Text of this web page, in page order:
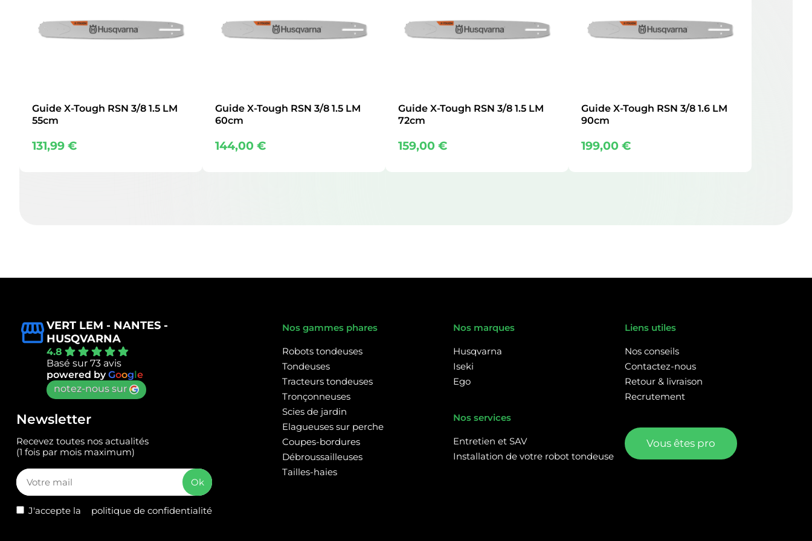
Guide X-Tough RSN 3/8 1.5 LM
55cm
131,99€
Guide X-Tough RSN 3/8 1.5 LM
60cm
144,00€
Guide X-Tough RSN 3/8 1.5 LM
72cm
159,00€
Guide X-Tough RSN 3/8 1.6 LM
90cm
199,00€
VERT LEM - NANTES -
HUSQVARNA
4.8
Basé sur 73 avis
powered byGoogle
notez-nous sur
Newsletter
Recevez toutes nos actualités
(1 fois par mois maximum)
J'accepte la politique de confidentialité
Nos gammes phares
Robots tondeuses
Tondeuses
Tracteurs tondeuses
Tronçonneuses
Scies de jardin
Elagueuses sur perche
Coupes-bordures
Débroussailleuses
Tailles-haies
Nos marques
Husqvarna
Iseki
Ego
Nos services
Entretien et SAV
Installation de votre robot tondeuse
Liens utiles
Nos conseils
Contactez-nous
Retour & livraison
Recrutement
Vous êtes pro